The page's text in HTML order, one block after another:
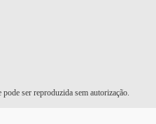
ser reproduzida sem autorização.